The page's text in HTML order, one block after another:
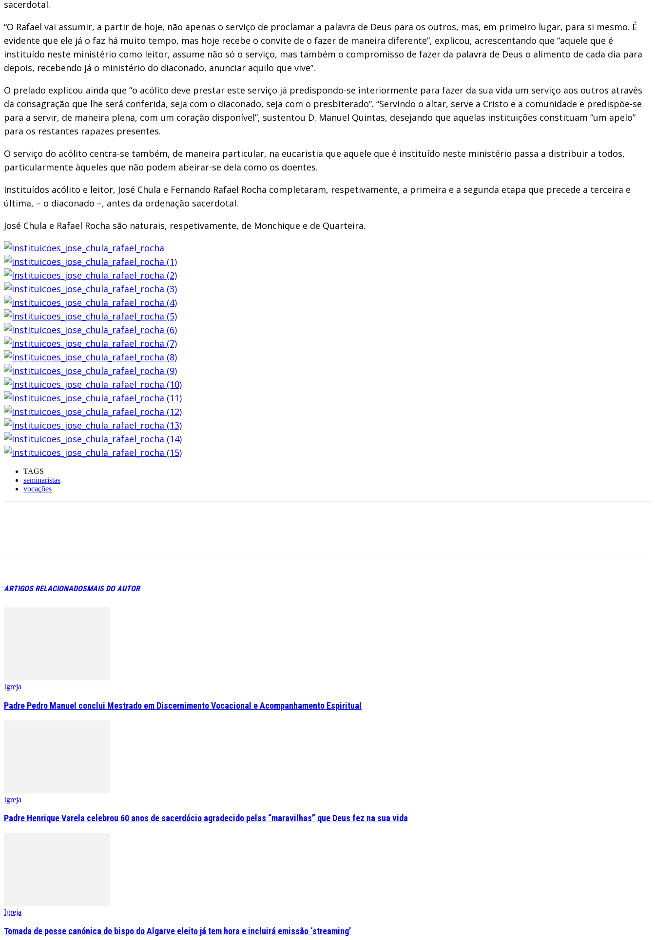
sacerdotal.
“O Rafael vai assumir, a partir de hoje, não apenas o serviço de proclamar a palavra de Deus para os outros, mas, em primeiro lugar, para si mesmo. É
evidente que ele já o faz há muito tempo, mas hoje recebe o convite de o fazer de maneira diferente”, explicou, acrescentando que “aquele que é
instituído neste ministério como leitor, assume não só o serviço, mas também o compromisso de fazer da palavra de Deus o alimento de cada dia para
depois, recebendo já o ministério do diaconado, anunciar aquilo que vive”.
O prelado explicou ainda que “o acólito deve prestar este serviço já predispondo-se interiormente para fazer da sua vida um serviço aos outros através
da consagração que lhe será conferida, seja com o diaconado, seja com o presbiterado”. “Servindo o altar, serve a Cristo e a comunidade e predispõe-se
para a servir, de maneira plena, com um coração disponível”, sustentou D. Manuel Quintas, desejando que aquelas instituições constituam “um apelo”
para os restantes rapazes presentes.
O serviço do acólito centra-se também, de maneira particular, na eucaristia que aquele que é instituído neste ministério passa a distribuir a todos,
particularmente àqueles que não podem abeirar-se dela como os doentes.
Instituídos acólito e leitor, José Chula e Fernando Rafael Rocha completaram, respetivamente, a primeira e a segunda etapa que precede a terceira e
última, – o diaconado –, antes da ordenação sacerdotal.
José Chula e Rafael Rocha são naturais, respetivamente, de Monchique e de Quarteira.
TAGS
seminaristas
vocações
ARTIGOS RELACIONADOSMAIS DO AUTOR
Igreja
Padre Pedro Manuel conclui Mestrado em Discernimento Vocacional e Acompanhamento Espiritual
Igreja
Padre Henrique Varela celebrou 60 anos de sacerdócio agradecido pelas “maravilhas” que Deus fez na sua vida
Igreja
Tomada de posse canónica do bispo do Algarve eleito já tem hora e incluirá emissão ‘streaming’